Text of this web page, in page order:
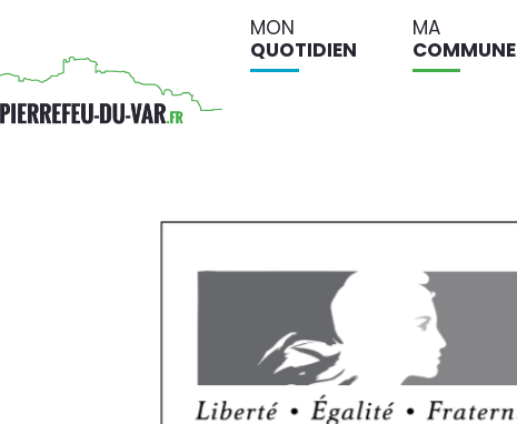
MON
QUOTIDIEN
MA
COMMUNE